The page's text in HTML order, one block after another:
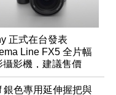
正式在台發表
Line FX5 全片幅
攝影機，建議售價
銀色專用延伸握把與